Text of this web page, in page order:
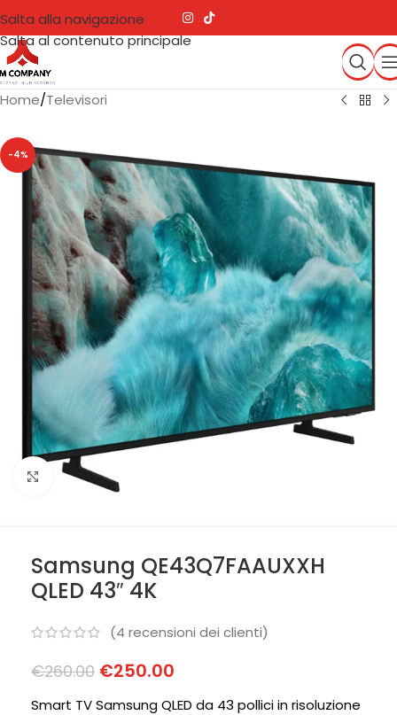
Salta alla navigazione
Salta al contenuto principale
Home/Televisori
-4%
Clicca per ingrandire
Samsung QE43Q7FAAUXXH
QLED 43″ 4K
(4 recensioni dei clienti)
€260.00 €250.00
Smart TV Samsung QLED da 43 pollici in risoluzione